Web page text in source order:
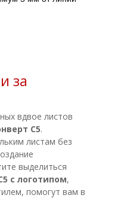
за
вдвое листов
С5.
листам без
выделиться
с логотипом,
помогут вам в